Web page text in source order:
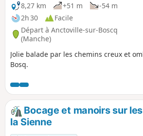
8,27 km
+51 m
-54 m
2h 30
Facile
Départ à Anctoville-sur-Boscq
(Manche)
Jolie balade par les chemins creux et
Bosq.
Bocage et manoirs sur
la Sienne